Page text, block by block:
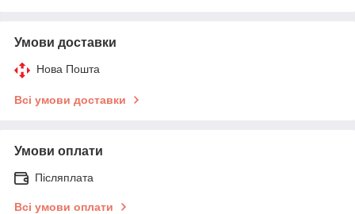
Умови доставки
Нова Пошта
Всі умови доставки
Умови оплати
Післяплата
Всі умови оплати